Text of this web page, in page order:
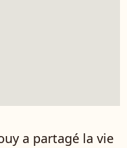
a partagé la vie